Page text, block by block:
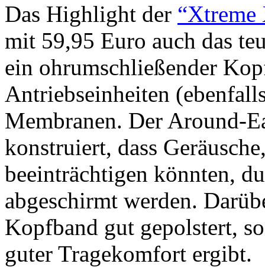
Das Highlight der “Xtreme
mit 59,95 Euro auch das
ein ohrumschließender
Antriebseinheiten
Membranen. Der Around-
konstruiert, dass
beeinträchtigen könnten,
abgeschirmt werden.
Kopfband gut gepolstert,
guter Tragekomfort ergibt.